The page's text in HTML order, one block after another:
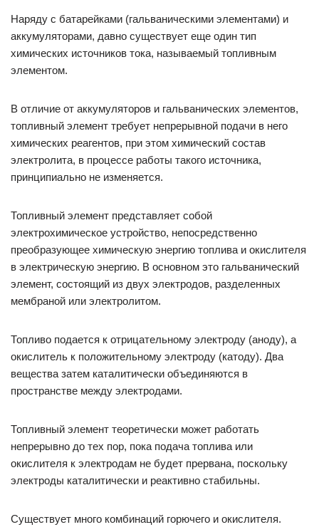
Наряду с батарейками (гальваническими элементами) и
аккумуляторами, давно существует еще один тип
химических источников тока, называемый топливным
элементом.
В отличие от аккумуляторов и гальванических элементов,
топливный элемент требует непрерывной подачи в него
химических реагентов, при этом химический состав
электролита, в процессе работы такого источника,
принципиально не изменяется.
Топливный элемент представляет собой
электрохимическое устройство, непосредственно
преобразующее химическую энергию топлива и окислителя
в электрическую энергию. В основном это гальванический
элемент, состоящий из двух электродов, разделенных
мембраной или электролитом.
Топливо подается к отрицательному электроду (аноду), а
окислитель к положительному электроду (катоду). Два
вещества затем каталитически объединяются в
пространстве между электродами.
Топливный элемент теоретически может работать
непрерывно до тех пор, пока подача топлива или
окислителя к электродам не будет прервана, поскольку
электроды каталитически и реактивно стабильны.
Существует много комбинаций горючего и окислителя.